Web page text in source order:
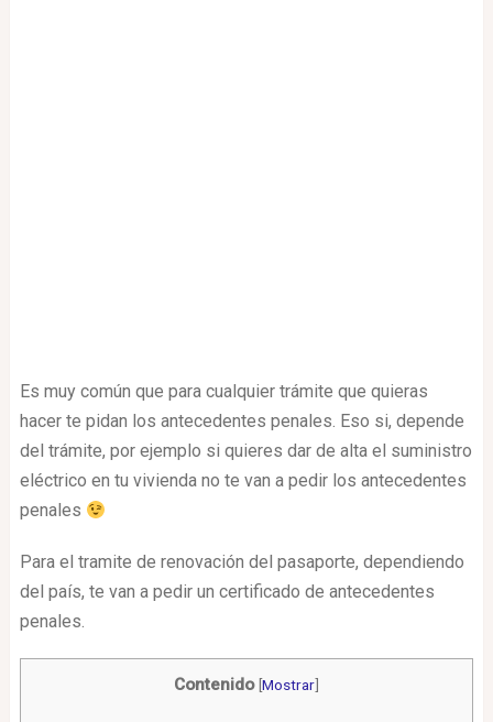
Es muy común que para cualquier trámite que quieras
hacer te pidan los antecedentes penales. Eso si, depende
del trámite, por ejemplo si quieres dar de alta el suministro
eléctrico en tu vivienda no te van a pedir los antecedentes
penales
Para el tramite de renovación del pasaporte, dependiendo
del país, te van a pedir un certificado de antecedentes
penales.
Contenido [Mostrar]